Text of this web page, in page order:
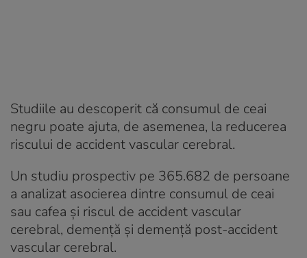
Studiile au descoperit că consumul de ceai
negru poate ajuta, de asemenea, la reducerea
riscului de accident vascular cerebral.
Un studiu prospectiv pe 365.682 de persoane
a analizat asocierea dintre consumul de ceai
sau cafea și riscul de accident vascular
cerebral, demență și demență post-accident
vascular cerebral.